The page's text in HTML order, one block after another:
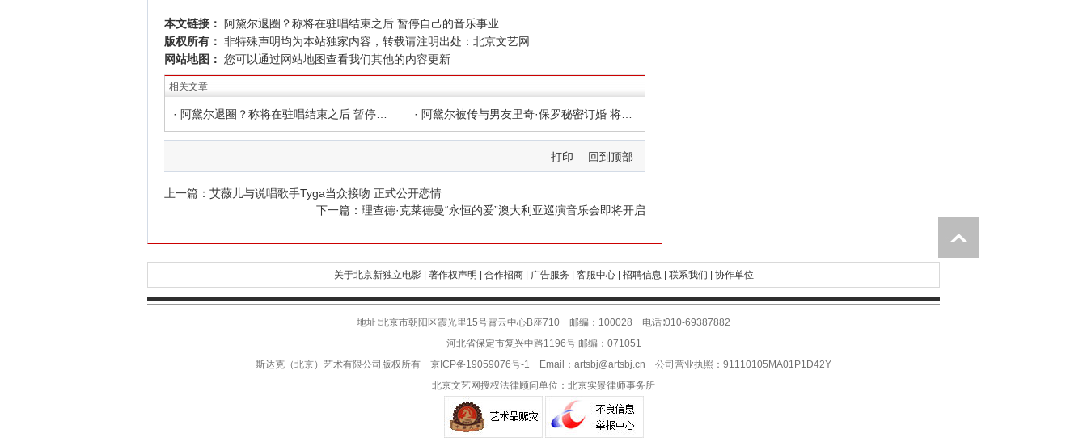
本文链接：
阿黛尔退圈？称将在驻唱结束之后 暂停自己的音乐事业
版权所有： 非特殊声明均为本站独家内容，转载请注明出处： 北京文艺网
网站地图： 您可以通过网站地图查看我们其他的内容更新
相关文章
· 阿黛尔被传与男友里奇·保罗秘密订婚 将于夏天举办婚礼
打印 回到顶部
上一篇： 艾薇儿与说唱歌手Tyga当众接吻 正式公开恋情
下一篇： 理查德·克莱德曼“永恒的爱”澳大利亚巡演音乐会即将开启
关于北京新独立电影 | 著作权声明 | 合作招商 | 广告服务 | 客服中心 | 招聘信息 | 联系我们 | 协作单位
地址∶北京市朝阳区霞光里15号霄云中心B座710 邮编：100028 电话∶010-69387882
河北省保定市复兴中路1196号 邮编：071051
斯达克（北京）艺术有限公司版权所有 京ICP备19059076号-1 Email： artsbj@artsbj.cn 公司营业执照：91110105MA01P1D42Y
北京文艺网授权法律顾问单位： 北京实景律师事务所